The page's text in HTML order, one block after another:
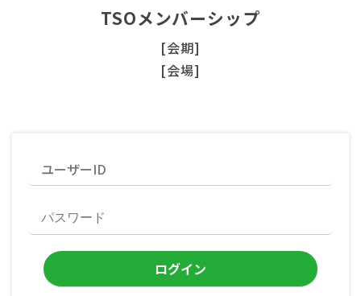
TSOメンバーシップ
[会期]
[会場]